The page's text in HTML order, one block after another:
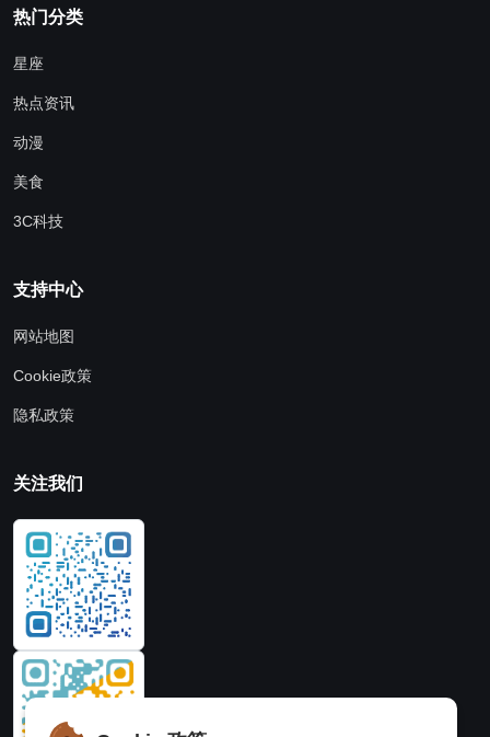
热门分类
星座
热点资讯
动漫
美食
3C科技
支持中心
网站地图
Cookie政策
隐私政策
关注我们